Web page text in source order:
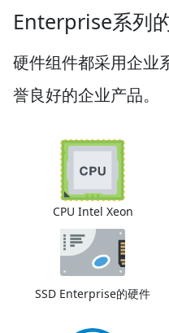
Enterprise系列
硬件组件都采用企业
誉良好的企业产品。
CPU Intel Xeon
SSD Enterprise的硬件